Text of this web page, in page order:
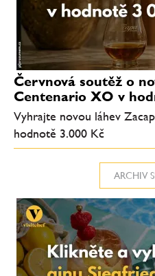
ARCHIV
Červnová soutěž o
Centenario XO v
Vyhrajte novou láhev
hodnotě 3.000 Kč